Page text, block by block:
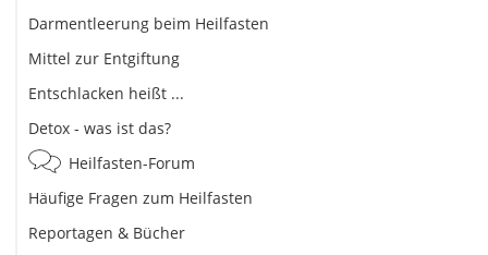
Darmentleerung beim Heilfasten
Mittel zur Entgiftung
Entschlacken heißt ...
Detox - was ist das?
Heilfasten-Forum
Häufige Fragen zum Heilfasten
Reportagen & Bücher